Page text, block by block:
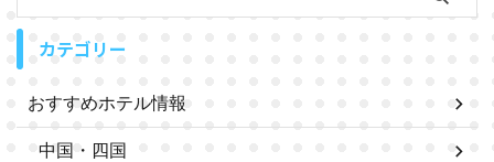
カテゴリー
おすすめホテル情報
中国・四国